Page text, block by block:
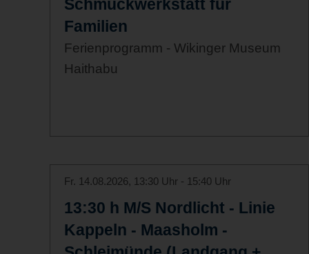
Schmuckwerkstatt für
Familien
Ferienprogramm - Wikinger Museum
Haithabu
Fr. 14.08.2026, 13:30 Uhr - 15:40 Uhr
13:30 h M/S Nordlicht - Linie
Kappeln - Maasholm -